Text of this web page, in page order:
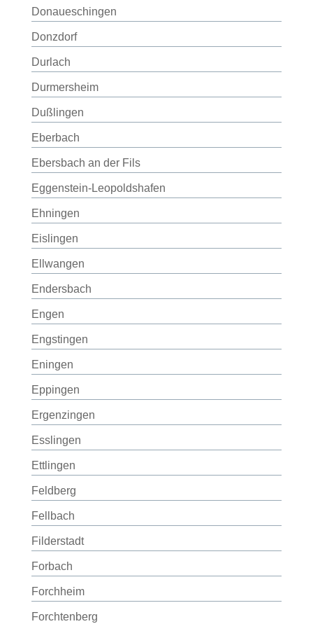
Donaueschingen
Donzdorf
Durlach
Durmersheim
Dußlingen
Eberbach
Ebersbach an der Fils
Eggenstein-Leopoldshafen
Ehningen
Eislingen
Ellwangen
Endersbach
Engen
Engstingen
Eningen
Eppingen
Ergenzingen
Esslingen
Ettlingen
Feldberg
Fellbach
Filderstadt
Forbach
Forchheim
Forchtenberg